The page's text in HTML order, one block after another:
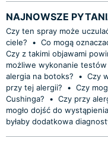
NAJNOWSZE
Czy ten spray może
ciele?
• Co mogą
Czy z takimi objawami
możliwe wykonanie
alergia na botoks?
• Czy
przy tej alergii?
• Czy
Cushinga?
• Czy przy
mogło dojść do
byłaby dodatkowa